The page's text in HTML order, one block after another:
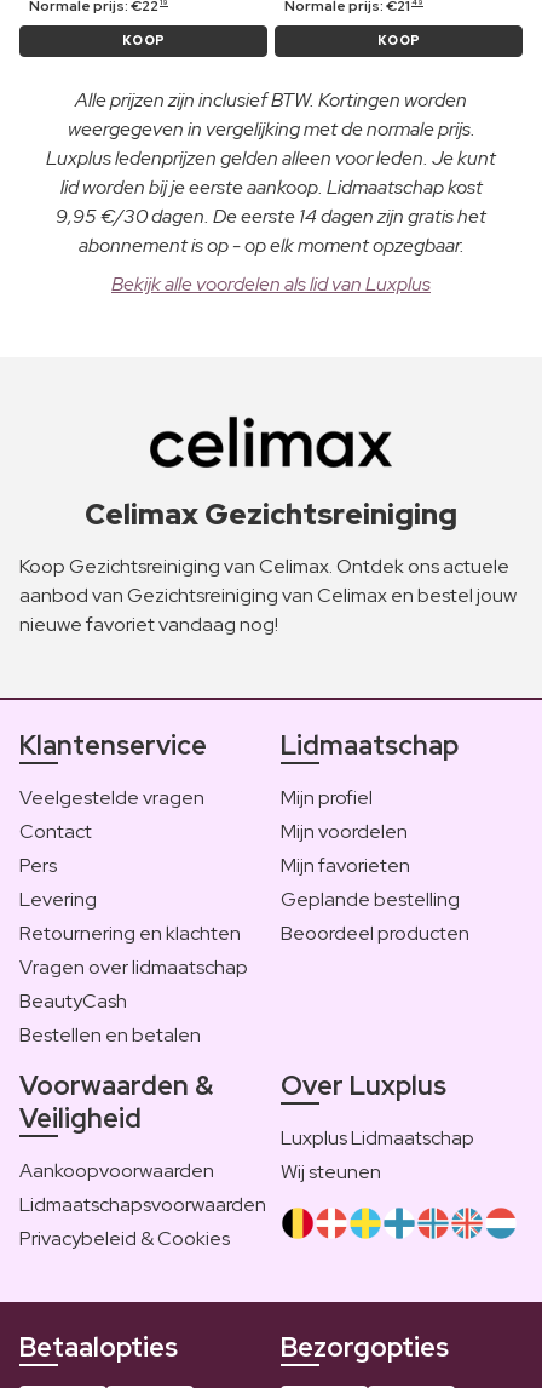
Normale prijs:€22 19
KOOP
Normale prijs:€21 49
KOOP
Alle prijzen zijn inclusief BTW. Kortingen worden
weergegeven in vergelijking met de normale prijs.
Luxplus ledenprijzen gelden alleen voor leden. Je kunt
lid worden bij je eerste aankoop. Lidmaatschap kost
9,95 €/30 dagen. De eerste 14 dagen zijn gratis het
abonnement is op - op elk moment opzegbaar.
Bekijk alle voordelen als lid van Luxplus
Celimax Gezichtsreiniging
Koop Gezichtsreiniging van Celimax. Ontdek ons actuele
aanbod van Gezichtsreiniging van Celimax en bestel jouw
nieuwe favoriet vandaag nog!
Klantenservice
Veelgestelde vragen
Contact
Pers
Levering
Retournering en klachten
Vragen over lidmaatschap
BeautyCash
Bestellen en betalen
Lidmaatschap
Mijn profiel
Mijn voordelen
Mijn favorieten
Geplande bestelling
Beoordeel producten
Voorwaarden &
Veiligheid
Aankoopvoorwaarden
Lidmaatschapsvoorwaarden
Privacybeleid & Cookies
Over Luxplus
Luxplus Lidmaatschap
Wij steunen
Betaalopties Bezorgopties